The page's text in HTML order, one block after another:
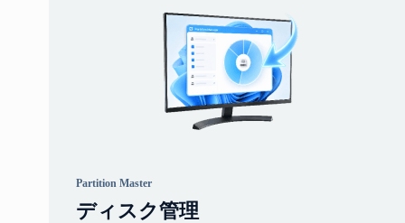
Partition Master
ディスク管理